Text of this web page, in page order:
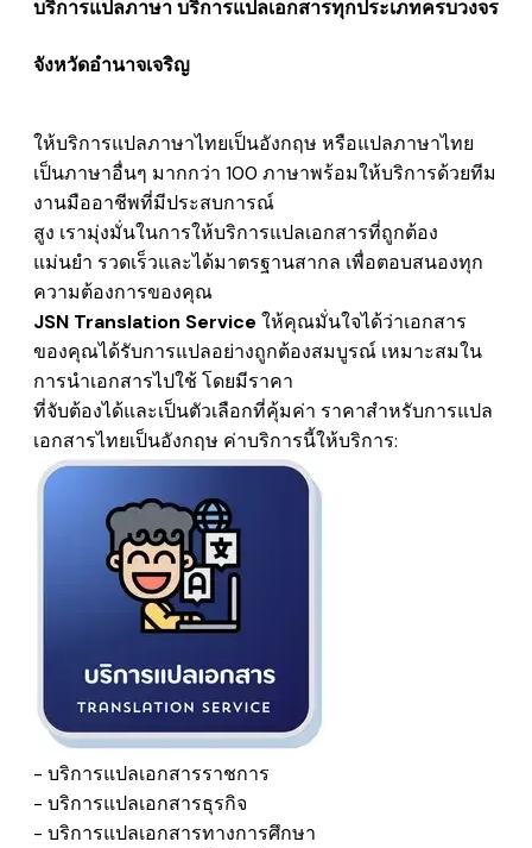
บริการแปลภาษา บริการแปลเอกสารทุกประเภทครบวงจร
จังหวัดอำนาจเจริญ
ให้บริการแปลภาษาไทยเป็นอังกฤษ หรือแปลภาษาไทย
เป็นภาษาอื่นๆ มากกว่า 100 ภาษาพร้อมให้บริการด้วยทีม
งานมืออาชีพที่มีประสบการณ์
สูง เรามุ่งมั่นในการให้บริการแปลเอกสารที่ถูกต้อง
แม่นยำ รวดเร็วและได้มาตรฐานสากล เพื่อตอบสนองทุก
ความต้องการของคุณ
JSN Translation Service ให้คุณมั่นใจได้ว่าเอกสาร
ของคุณได้รับการแปลอย่างถูกต้องสมบูรณ์ เหมาะสมใน
การนำเอกสารไปใช้ โดยมีราคา
​ที่จับต้องได้และเป็นตัวเลือกที่​คุ้มค่า ราคาสำหรับการแปล
เอกสารไทยเป็นอังกฤษ ค่าบริการนี้ให้บริการ:
- บริการแปลเอกสารราชการ
​- บริการแปลเอกสารธุรกิจ
- บริการแปลเอกสารทางการศึกษา